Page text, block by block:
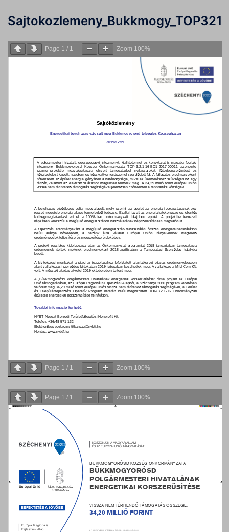
Sajtokozlemeny_Bukkmogy_TOP321
Page 1 / 1 Zoom 100%
Page 1 / 1 Zoom 100%
Page 1 / 1 Zoom 100%